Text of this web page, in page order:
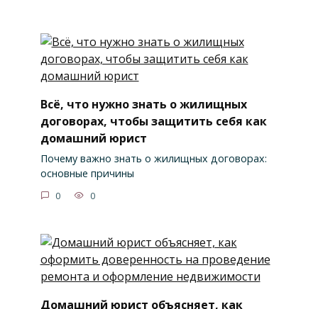
Всё, что нужно знать о жилищных
договорах, чтобы защитить себя как
домашний юрист
Почему важно знать о жилищных договорах:
основные причины
0 0
Домашний юрист объясняет, как